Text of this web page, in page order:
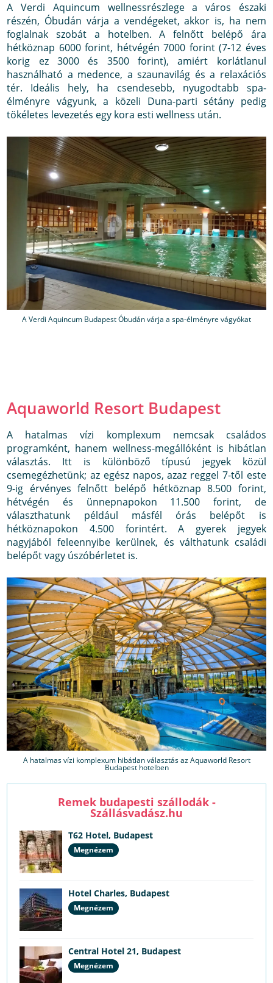
A Verdi Aquincum wellnessrészlege a város északi
részén, Óbudán várja a vendégeket, akkor is, ha nem
foglalnak szobát a hotelben. A felnőtt belépő ára
hétköznap 6000 forint, hétvégén 7000 forint (7-12 éves
korig ez 3000 és 3500 forint), amiért korlátlanul
használható a medence, a szaunavilág és a relaxációs
tér. Ideális hely, ha csendesebb, nyugodtabb spa-
élményre vágyunk, a közeli Duna-parti sétány pedig
tökéletes levezetés egy kora esti wellness után.
A Verdi Aquincum Budapest Óbudán várja a spa-élményre vágyókat
Aquaworld Resort Budapest
A hatalmas vízi komplexum nemcsak családos
programként, hanem wellness-megállóként is hibátlan
választás. Itt is különböző típusú jegyek közül
csemegézhetünk; az egész napos, azaz reggel 7-től este
9-ig érvényes felnőtt belépő hétköznap 8.500 forint,
hétvégén és ünnepnapokon 11.500 forint, de
választhatunk például másfél órás belépőt is
hétköznapokon 4.500 forintért. A gyerek jegyek
nagyjából feleennyibe kerülnek, és válthatunk családi
belépőt vagy úszóbérletet is.
A hatalmas vízi komplexum hibátlan választás az Aquaworld Resort
Budapest hotelben
Remek budapesti szállodák -
Szállásvadász.hu
T62 Hotel, Budapest
Megnézem
Hotel Charles, Budapest
Megnézem
Central Hotel 21, Budapest
Megnézem